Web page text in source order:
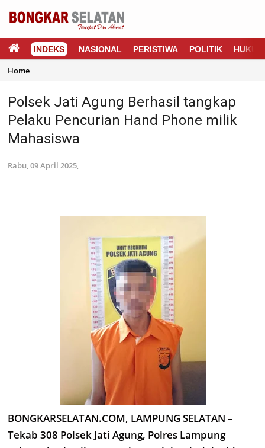
INDEKS NASIONAL PERISTIWA POLITIK HUKUM
Home
Polsek Jati Agung Berhasil tangkap
Pelaku Pencurian Hand Phone milik
Mahasiswa
Rabu, 09 April 2025,
BONGKARSELATAN.COM, LAMPUNG SELATAN –
Tekab 308 Polsek Jati Agung, Polres Lampung